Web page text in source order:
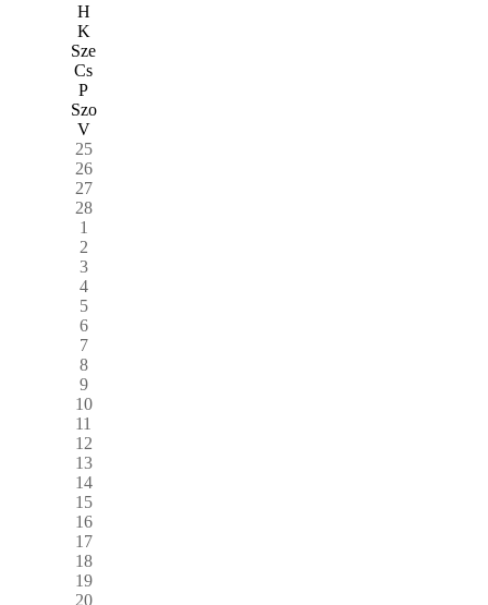
H
K
Sze
Cs
P
Szo
V
25
26
27
28
1
2
3
4
5
6
7
8
9
10
11
12
13
14
15
16
17
18
19
20